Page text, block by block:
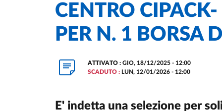
Home /
CENTRO
PER N. 1 BORSA
ATTIVATO : GIO, 18/12/2025 - 12:00
SCADUTO : LUN, 12/01/2026 - 12:00
E' indetta una selezione per